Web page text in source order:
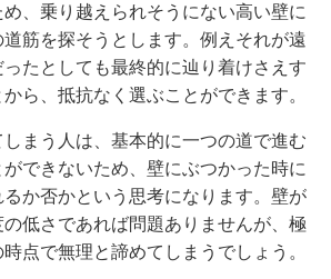
、乗り越えられそうにない高い壁に
筋を探そうとします。例えそれが遠
たとしても最終的に辿り着けさえす
ら、抵抗なく選ぶことができます。
まう人は、基本的に一つの道で進む
できないため、壁にぶつかった時に
か否かという思考になります。壁が
低さであれば問題ありませんが、極
点で無理と諦めてしまうでしょう。